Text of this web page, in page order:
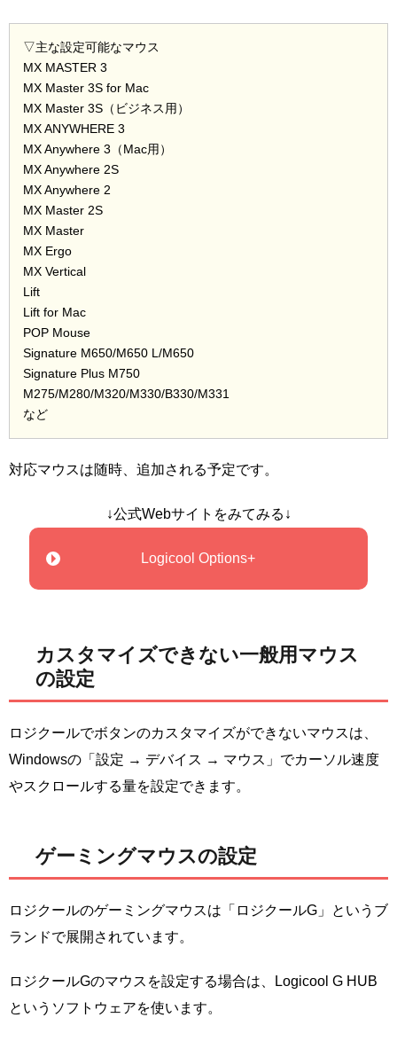
▽主な設定可能なマウス
MX MASTER 3
MX Master 3S for Mac
MX Master 3S（ビジネス用）
MX ANYWHERE 3
MX Anywhere 3（Mac用）
MX Anywhere 2S
MX Anywhere 2
MX Master 2S
MX Master
MX Ergo
MX Vertical
Lift
Lift for Mac
POP Mouse
Signature M650/M650 L/M650
Signature Plus M750
M275/M280/M320/M330/B330/M331
など
対応マウスは随時、追加される予定です。
↓公式Webサイトをみてみる↓
Logicool Options+
カスタマイズできない一般用マウス
の設定
ロジクールでボタンのカスタマイズができないマウスは、
Windowsの「設定 → デバイス → マウス」でカーソル速度
やスクロールする量を設定できます。
ゲーミングマウスの設定
ロジクールのゲーミングマウスは「ロジクールG」というブ
ランドで展開されています。
ロジクールGのマウスを設定する場合は、Logicool G HUB
というソフトウェアを使います。